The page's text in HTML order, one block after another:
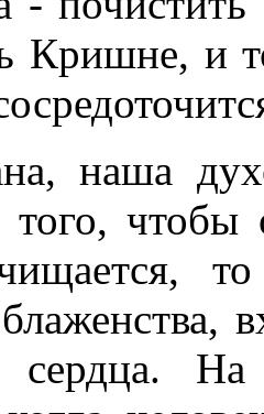
Кришне, и
наша
чтобы
сердца.